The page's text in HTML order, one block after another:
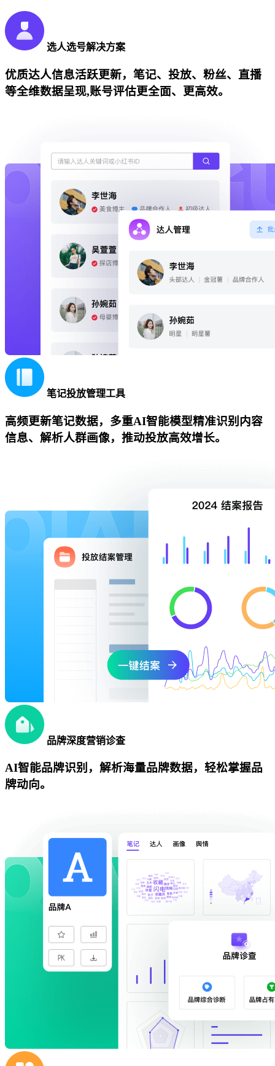
选人选号解决方案
优质达人信息活跃更新，笔记、投放、粉丝、直播
等全维数据呈现,账号评估更全面、更高效。
笔记投放管理工具
高频更新笔记数据，多重AI智能模型精准识别内容
信息、解析人群画像，推动投放高效增长。
品牌深度营销诊查
AI智能品牌识别，解析海量品牌数据，轻松掌握品
牌动向。